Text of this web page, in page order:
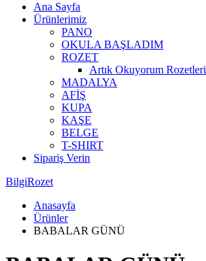
Ana Sayfa
Ürünlerimiz
PANO
OKULA BAŞLADIM
ROZET
Artık Okuyorum Rozetleri
MADALYA
AFİŞ
KUPA
KAŞE
BELGE
T-SHIRT
Sipariş Verin
BilgiRozet
Anasayfa
Ürünler
BABALAR GÜNÜ